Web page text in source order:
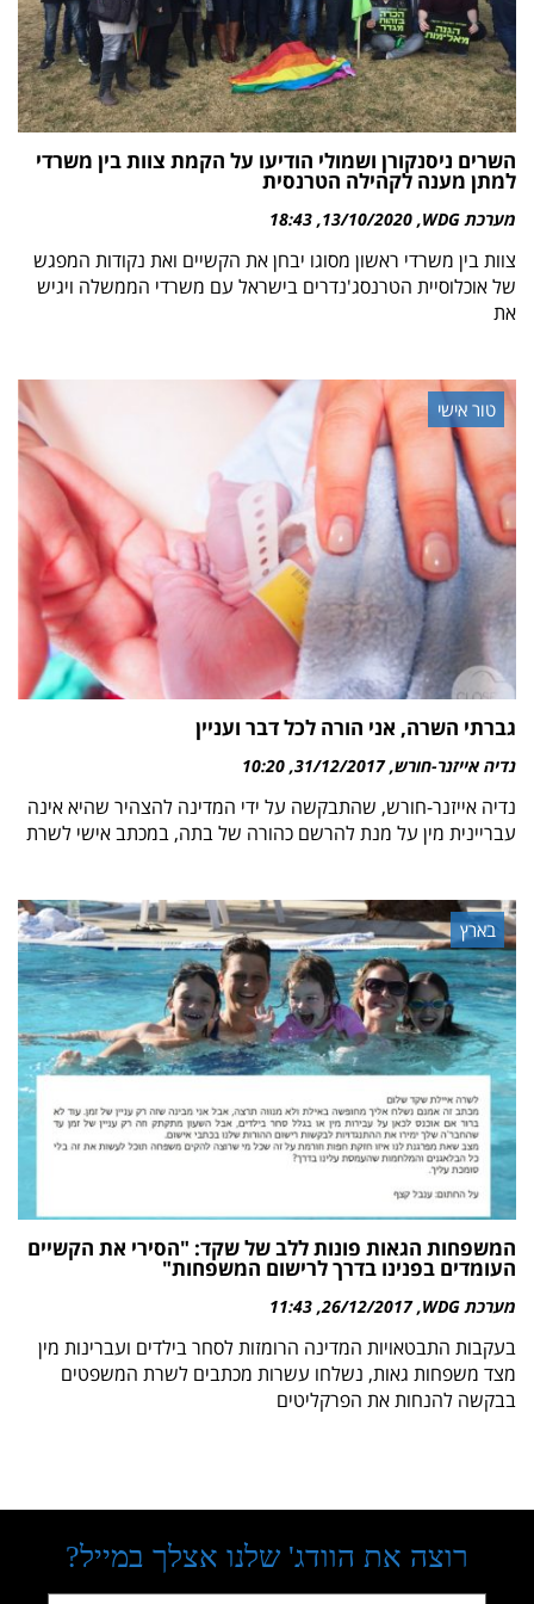
השרים ניסנקורן ושמולי הודיעו על הקמת צוות בין משרדי
למתן מענה לקהילה הטרנסית
מערכת WDG 13/10/2020
18:43
צוות בין משרדי ראשון מסוגו יבחן את הקשיים ואת נקודות המפגש
של אוכלוסיית הטרנסג'נדרים בישראל עם משרדי הממשלה ויגיש
את
טור אישי
גברתי השרה, אני הורה לכל דבר ועניין
נדיה אייזנר-חורש 31/12/2017
10:20
נדיה אייזנר-חורש, שהתבקשה על ידי המדינה להצהיר שהיא אינה
עבריינית מין על מנת להרשם כהורה של בתה, במכתב אישי לשרת
בארץ
המשפחות הגאות פונות ללב של שקד: "הסירי את הקשיים
העומדים בפנינו בדרך לרישום המשפחות"
מערכת WDG 26/12/2017
11:43
בעקבות התבטאויות המדינה הרומזות לסחר בילדים ועברינות מין
מצד משפחות גאות, נשלחו עשרות מכתבים לשרת המשפטים
בבקשה להנחות את הפרקליטים